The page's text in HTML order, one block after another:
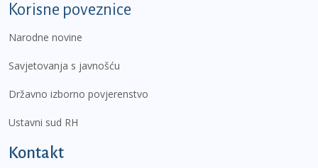
Korisne poveznice
Narodne novine
Savjetovanja s javnošću
Državno izborno povjerenstvo
Ustavni sud RH
Kontakt